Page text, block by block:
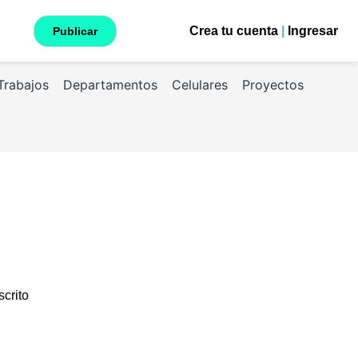
Publicar Crea tu cuenta| Ingresar
Departamentos Celulares Proyectos